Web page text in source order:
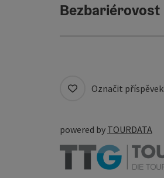
Bezbariérovost
Označit příspěvek
powered by TOURDATA